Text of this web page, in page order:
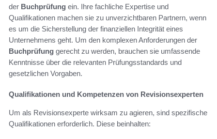
der Buchprüfung ein. Ihre fachliche Expertise und
Qualifikationen machen sie zu unverzichtbaren Partnern, wenn
es um die Sicherstellung der finanziellen Integrität eines
Unternehmens geht. Um den komplexen Anforderungen der
Buchprüfung gerecht zu werden, brauchen sie umfassende
Kenntnisse über die relevanten Prüfungsstandards und
gesetzlichen Vorgaben.
Qualifikationen und Kompetenzen von Revisionsexperten
Um als Revisionsexperte wirksam zu agieren, sind spezifische
Qualifikationen erforderlich. Diese beinhalten: